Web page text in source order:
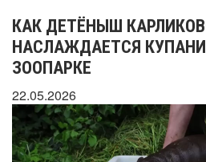
КАК ДЕТЁНЫШ
НАСЛАЖДАЕТСЯ
ЗООПАРКЕ
22.05.2026